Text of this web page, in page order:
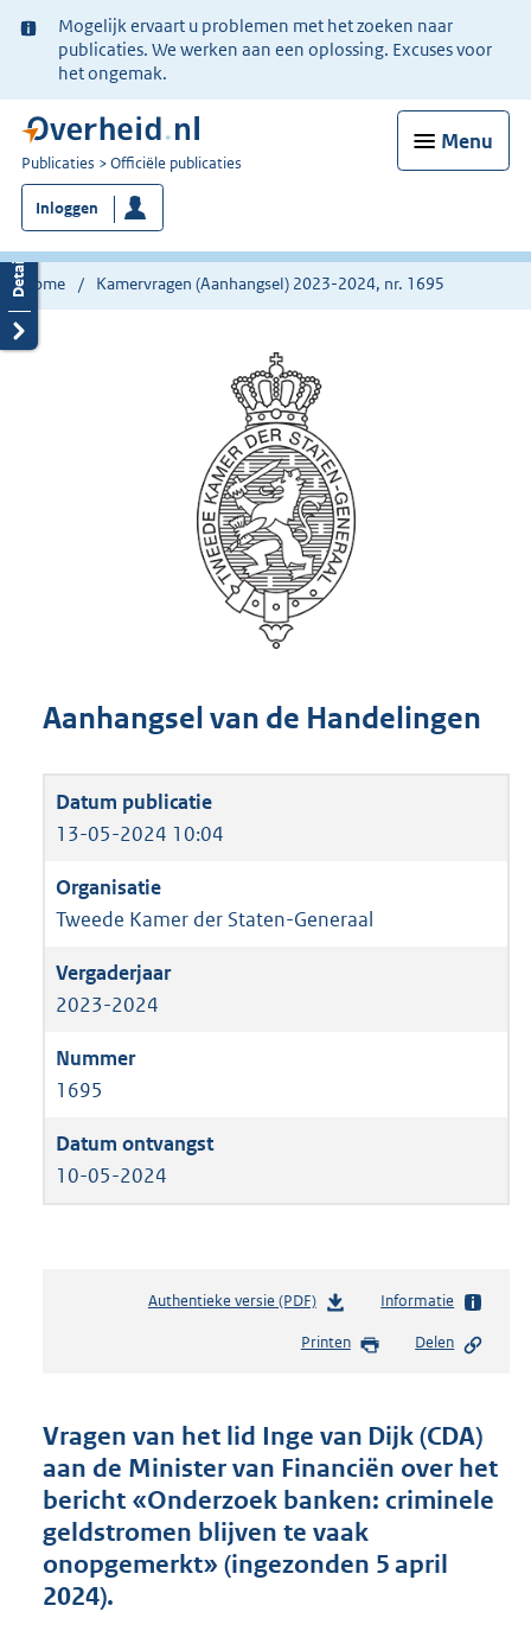
Ter
informatie:
Mogelijk ervaart u problemen met het zoeken naar
publicaties. We werken aan een oplossing. Excuses voor
het ongemak.
Menu
U
bent
nu
hier:
Publicaties Officiële publicaties
Inloggen
Home Kamervragen (Aanhangsel) 2023-2024, nr. 1695
Aanhangsel van de Handelingen
13-05-2024 10:04
Tweede Kamer der Staten-Generaal
2023-2024
1695
10-05-2024
Authentieke versie (PDF)b
s
d
s
g
r
o
Informatie
Printen Delen
Vragen van het lid Inge van Dijk (CDA)
aan de Minister van Financiën over het
bericht «Onderzoek banken: criminele
geldstromen blijven te vaak
onopgemerkt» (ingezonden 5 april
2024).